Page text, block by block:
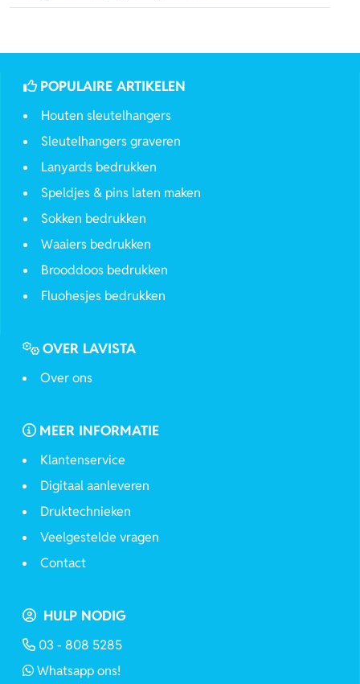
POPULAIRE ARTIKELEN
Houten sleutelhangers
Sleutelhangers graveren
Lanyards bedrukken
Speldjes & pins laten maken
Sokken bedrukken
Waaiers bedrukken
Brooddoos bedrukken
Fluohesjes bedrukken
OVER LAVISTA
Over ons
MEER INFORMATIE
Klantenservice
Digitaal aanleveren
Druktechnieken
Veelgestelde vragen
Contact
HULP NODIG
03 - 808 5285
Whatsapp ons!